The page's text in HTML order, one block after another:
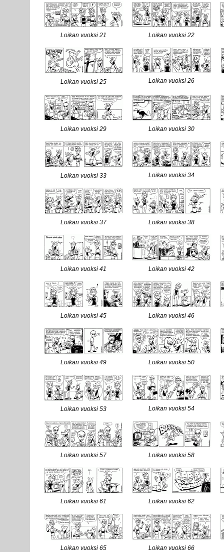
Loikan vuoksi 21 Loikan vuoksi 22
Loikan vuoksi 25 Loikan vuoksi 26
Loikan vuoksi 29 Loikan vuoksi 30
Loikan vuoksi 33 Loikan vuoksi 34
Loikan vuoksi 37 Loikan vuoksi 38
Loikan vuoksi 41 Loikan vuoksi 42
Loikan vuoksi 45 Loikan vuoksi 46
Loikan vuoksi 49 Loikan vuoksi 50
Loikan vuoksi 53 Loikan vuoksi 54
Loikan vuoksi 57 Loikan vuoksi 58
Loikan vuoksi 61 Loikan vuoksi 62
Loikan vuoksi 65 Loikan vuoksi 66